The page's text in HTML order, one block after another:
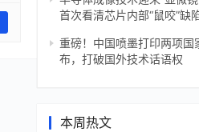
首次看清芯片内部“鼠咬”缺
重磅！中国喷墨打印两项国
布，打破国外技术话语权
本周热文